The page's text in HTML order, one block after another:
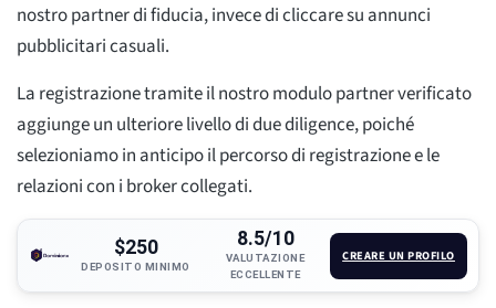
nostro partner di fiducia, invece di cliccare su annunci
pubblicitari casuali.
La registrazione tramite il nostro modulo partner verificato
aggiunge un ulteriore livello di due diligence, poiché
selezioniamo in anticipo il percorso di registrazione e le
relazioni con i broker collegati.
$250
DEPOSITO MINIMO
8.5/10
VALUTAZIONE
ECCELLENTE
CREARE UN PROFILO